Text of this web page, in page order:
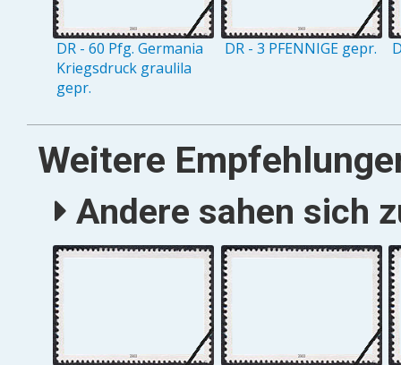
DR - 60 Pfg. Germania
Kriegsdruck graulila
gepr.
DR - 3 PFENNIGE gepr.
Weitere
Andere sahen sich